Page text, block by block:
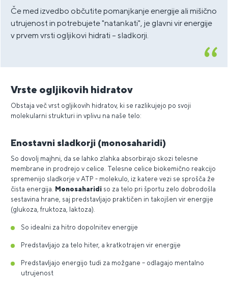
Če med izvedbo občutite pomanjkanje energije ali mišično
utrujenost in potrebujete "natankati", je glavni vir energije
v prvem vrsti ogljikovi hidrati – sladkorji.
Vrste ogljikovih hidratov
Obstaja več vrst ogljikovih hidratov, ki se razlikujejo po svoji
molekularni strukturi in vplivu na naše telo:
Enostavni sladkorji (monosaharidi)
So dovolj majhni, da se lahko zlahka absorbirajo skozi telesne
membrane in prodrejo v celice. Telesne celice biokemično reakcijo
spremenijo sladkorje v ATP - molekulo, iz katere vezi se sprošča že
čista energija.
Monosaharidi so za telo pri športu zelo dobrodošla
sestavina hrane, saj predstavljajo praktičen in takojšen vir energije
(glukoza, fruktoza, laktoza).
So idealni za hitro dopolnitev energije
Predstavljajo za telo hiter, a kratkotrajen vir energije
Predstavljajo energijo tudi za možgane – odlagajo mentalno
utrujenost